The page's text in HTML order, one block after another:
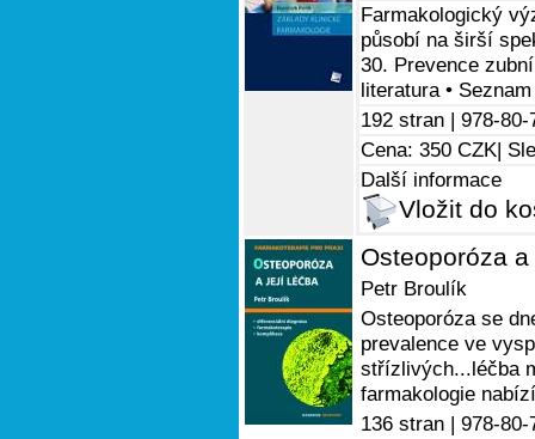
Farmakologický
působí na širší
30. Prevence
literatura •
192 stran | 978-80-
Cena: 350 CZK|
Další informace
Vložit do
Osteoporóza
Petr Broulík
Osteoporóza se
prevalence ve
střízlivých...léčba
farmakologie
136 stran | 978-80-